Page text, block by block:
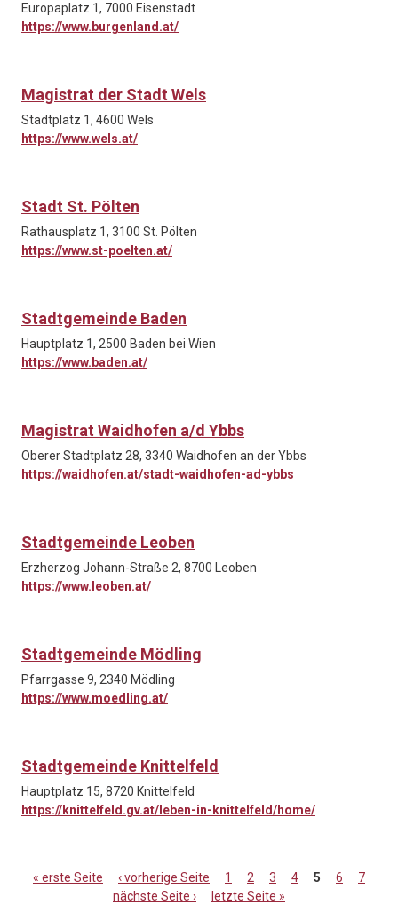
Europaplatz 1, 7000 Eisenstadt
https://www.burgenland.at/
Magistrat der Stadt Wels
Stadtplatz 1, 4600 Wels
https://www.wels.at/
Stadt St. Pölten
Rathausplatz 1, 3100 St. Pölten
https://www.st-poelten.at/
Stadtgemeinde Baden
Hauptplatz 1, 2500 Baden bei Wien
https://www.baden.at/
Magistrat Waidhofen a/d Ybbs
Oberer Stadtplatz 28, 3340 Waidhofen an der Ybbs
https://waidhofen.at/stadt-waidhofen-ad-ybbs
Stadtgemeinde Leoben
Erzherzog Johann-Straße 2, 8700 Leoben
https://www.leoben.at/
Stadtgemeinde Mödling
Pfarrgasse 9, 2340 Mödling
https://www.moedling.at/
Stadtgemeinde Knittelfeld
Hauptplatz 15, 8720 Knittelfeld
https://knittelfeld.gv.at/leben-in-knittelfeld/home/
« erste Seite ‹ vorherige Seite 1 2 3 4 5 6
7
nächste Seite ›
letzte Seite »